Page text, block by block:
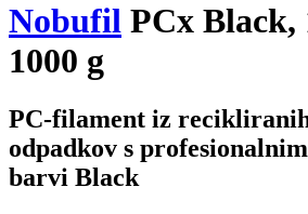
Nobufil PCx Black,
1000 g
PC-filament iz
odpadkov s
barvi Black